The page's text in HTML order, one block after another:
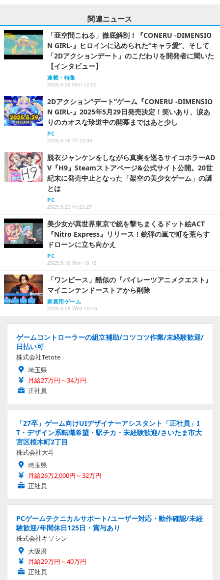
関連ニュース
「亜空間こねる」徹底解剖！『CONERU -DIMENSIO
N GIRL-』ヒロインに込められた“キャラ愛”、そして
「2Dアクションデート」のこだわりを開発者に聞いた
【インタビュー】
連載・特集
2025.5.26 Mon 12:00
2Dアクション“デート”ゲーム『CONERU -DIMENSIO
N GIRL-』2025年5月29日発売決定！笑いあり、涙あ
りのカオスな珍道中の開幕まではあと少し
PC
2025.5.16 Fri 12:00
脱衣ジャンケンをしながら真実を巡るサイコホラーAD
V『H9』Steamストアページ&公式サイト公開。20世
紀末に発売中止となった「架空の美少女ゲーム」の謎
とは
PC
2025.5.23 Fri 23:27
美少女が異世界東京で銃を撃ちまくるドット絵ACT
『Nitro Express』リリース！銃弾の嵐で町を荒らす
ドローンに立ち向かえ
PC
2025.5.19 Mon 18:16
「ワンピース」酷似の『パイレーツアニメクエスト』
マイニンテンドーストアから削除
家庭用ゲーム
2025.5.28 Wed 19:43
ゲームコントローラーの組立補助/コツコツ作業/未経験歓迎/
日払い可
株式会社Tetote
埼玉県
月給27万円～34万円
正社員
「27卒」ゲーム向けUIデザイナーアシスタント「正社員」I
T・デザイン系転職希望・駅チカ・未経験歓迎/さいたま市大
宮区桜木町2丁目
株式会社大斗
埼玉県
月給26万2,000円～32万円
正社員
PCゲームテクニカルサポート/ユーザー対応・動作確認/未経
験歓迎/年間休日125日・賞与あり
株式会社キソシン
大阪府
月給29万円～40万円
正社員